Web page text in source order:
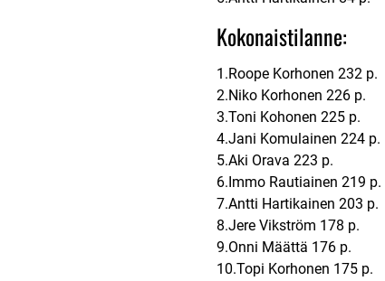
Kokonaistilanne:
1.Roope Korhonen 232 p.
2.Niko Korhonen 226 p.
3.Toni Kohonen 225 p.
4.Jani Komulainen 224 p.
5.Aki Orava 223 p.
6.Immo Rautiainen 219 p.
7.Antti Hartikainen 203 p.
8.Jere Vikström 178 p.
9.Onni Määttä 176 p.
10.Topi Korhonen 175 p.